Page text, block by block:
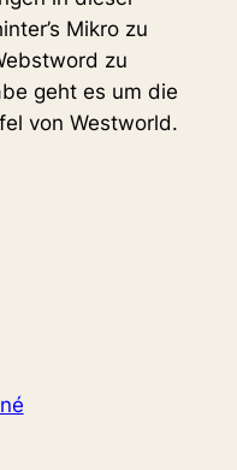
Mikro zu
zu
geht es um die
von Westworld.